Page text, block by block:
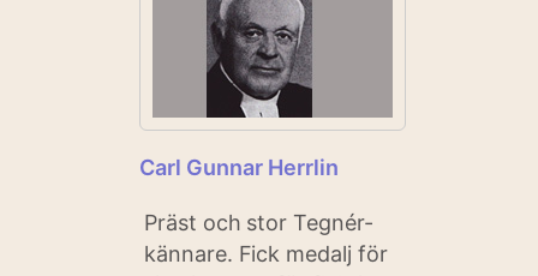
Carl Gunnar Herrlin
Präst och stor Tegnér-
kännare. Fick medalj för